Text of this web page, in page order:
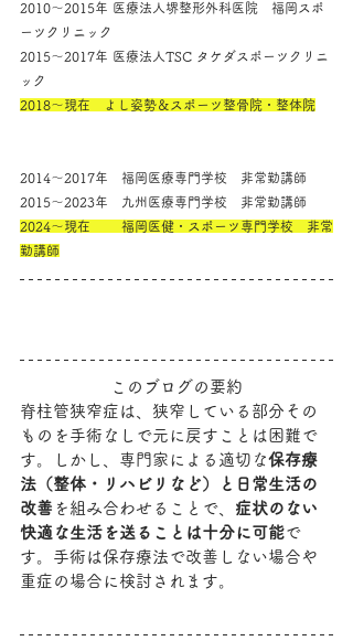
2010～2015年 医療法人堺整形外科医院　福岡スポ
ーツクリニック
2015～2017年 医療法人TSC タケダスポーツクリニ
ック
2018～現在　よし姿勢＆スポーツ整骨院・整体院
2014～2017年　福岡医療専門学校　非常勤講師
2015～2023年　九州医療専門学校　非常勤講師
2024～現在　　 福岡医健・スポーツ専門学校　非常
勤講師
このブログの要約
脊柱管狭窄症は、狭窄している部分その
ものを手術なしで元に戻すことは困難で
す。しかし、専門家による適切な保存療
法（整体・リハビリなど）と日常生活の
改善 を組み合わせることで、 症状のない
快適な生活を送ることは十分に可能で
す。手術は保存療法で改善しない場合や
重症の場合に検討されます。